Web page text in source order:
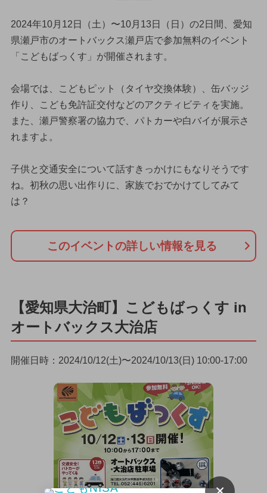
2024年10月12日（土）〜10月13日（日）の2日間、愛知
県瀬戸市のオートバックス瀬戸店で参加無料のイベント
「こどもばっくす」が開催されます。
会場では、こどもピット（タイヤ交換体験）、缶バッジ
作り、こども免許証交付などのアクティビティを実施。
また、瀬戸警察署の協力で、パトカーや白バイが展示さ
れますよ。
子供と交通安全について話すきっかけにもなりそうです
ね。初秋の思い出作りに、家族でおでかけてしてみて
は？
このイベントの詳しい情報を見る
【愛知県大治町】こどもばっくす in
オートバックス大治店
開催日時：2024/10/12(土)〜2024/10/13(日) 10:00-17:00